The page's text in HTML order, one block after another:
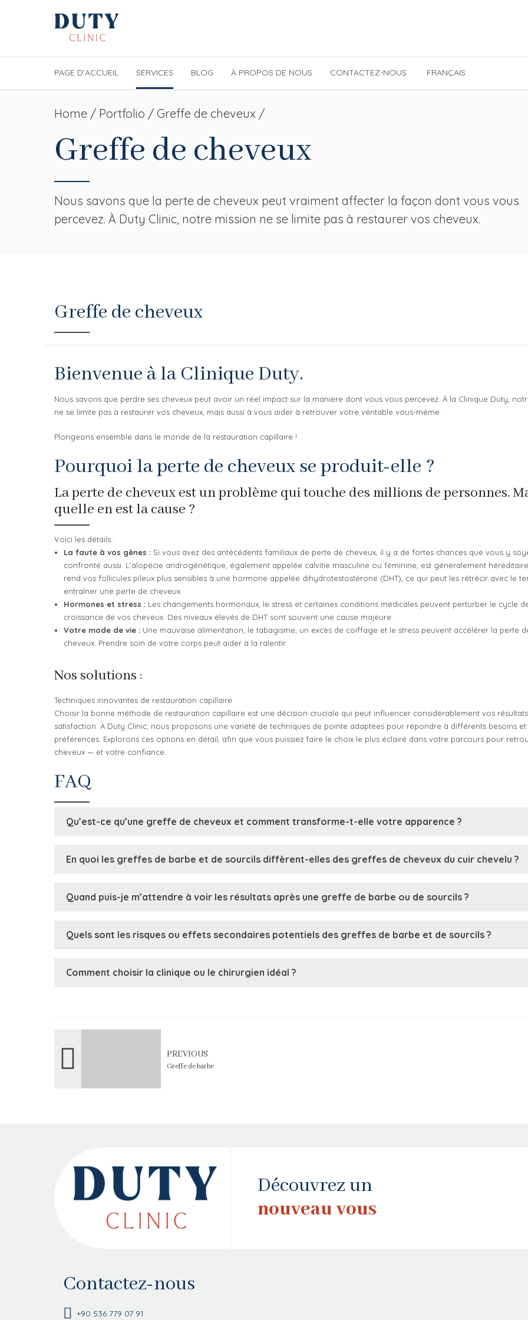
PAGE D’ACCUEIL SERVICES BLOG À PROPOS DE NOUS CONTACTEZ-NOUS FRANÇAIS
Home Portfolio / Greffe de cheveux /
Greffe de cheveux
Nous savons que la perte de cheveux peut vraiment affecter la façon dont vous vous
percevez. À Duty Clinic, notre mission ne se limite pas à restaurer vos cheveux.
Greffe de cheveux
Bienvenue à la Clinique Duty.
Nous savons que perdre ses cheveux peut avoir un réel impact sur la manière dont vous vous percevez. À la Clinique Duty,
ne se limite pas à restaurer vos cheveux, mais aussi à vous aider à retrouver votre véritable vous-même.
Plongeons ensemble dans le monde de la restauration capillaire !
Pourquoi la perte de cheveux se produit-elle ?
La perte de cheveux est un problème qui touche des millions de personnes.
quelle en est la cause ?
Voici les détails :
La faute à vos gènes :Si vous avez des antécédents familiaux de perte de cheveux, il y a de fortes chances que vous y
confronté aussi. L’alopécie androgénétique, également appelée calvitie masculine ou féminine, est généralement
rend vos follicules pileux plus sensibles à une hormone appelée dihydrotestostérone (DHT), ce qui peut les rétrécir avec le
entraîner une perte de cheveux.
Hormones et stress :Les changements hormonaux, le stress et certaines conditions médicales peuvent perturber le cycle
croissance de vos cheveux. Des niveaux élevés de DHT sont souvent une cause majeure.
Votre mode de vie :Une mauvaise alimentation, le tabagisme, un excès de coiffage et le stress peuvent accélérer la perte
cheveux. Prendre soin de votre corps peut aider à la ralentir
Nos solutions :
Techniques innovantes de restauration capillaire
Choisir la bonne méthode de restauration capillaire est une décision cruciale qui peut influencer considérablement vos
satisfaction. À Duty Clinic, nous proposons une variété de techniques de pointe adaptées pour répondre à différents besoins et
préférences. Explorons ces options en détail, afin que vous puissiez faire le choix le plus éclairé dans votre parcours pour
cheveux — et votre confiance.
FAQ
Qu’est-ce qu’une greffe de cheveux et comment transforme-t-elle votre apparence ?
En quoi les greffes de barbe et de sourcils diffèrent-elles des greffes de cheveux du cuir chevelu ?
Quand puis-je m’attendre à voir les résultats après une greffe de barbe ou de sourcils ?
Quels sont les risques ou effets secondaires potentiels des greffes de barbe et de sourcils ?
Comment choisir la clinique ou le chirurgien idéal ?
PREVIOUS
Greffe de barbe
Découvrez un
nouveau vous
Contactez-nous
+90 536 779 07 91